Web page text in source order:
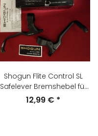
Shogun Flite Control SL
Safelever Bremshebel für
Barend-Nutzung, schwarz,
12,99 € *